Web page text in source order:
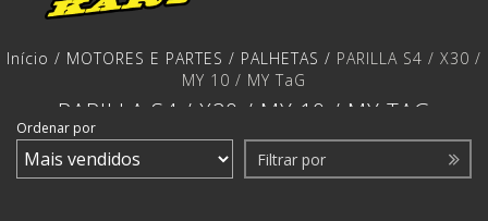
Início / MOTORES E PARTES / PALHETAS / PARILLA S4 / X30 /
MY 10 / MY TaG
PARILLA S4 / X30 / MY 10 / MY TAG
Ordenar por
Filtrar por